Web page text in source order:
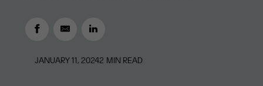
JANUARY 11, 20242 MIN READ